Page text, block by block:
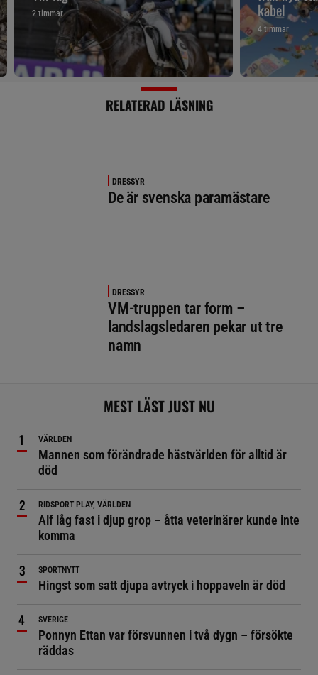
2 timmar kabel
4 timmar
RELATERAD LÄSNING
DRESSYR
De är svenska paramästare
DRESSYR
VM-truppen tar form –
landslagsledaren pekar ut tre
namn
MEST LÄST JUST NU
VÄRLDEN
Mannen som förändrade hästvärlden för alltid är
död
RIDSPORT PLAY, VÄRLDEN
Alf låg fast i djup grop – åtta veterinärer kunde inte
komma
SPORTNYTT
Hingst som satt djupa avtryck i hoppaveln är död
SVERIGE
Ponnyn Ettan var försvunnen i två dygn – försökte
räddas